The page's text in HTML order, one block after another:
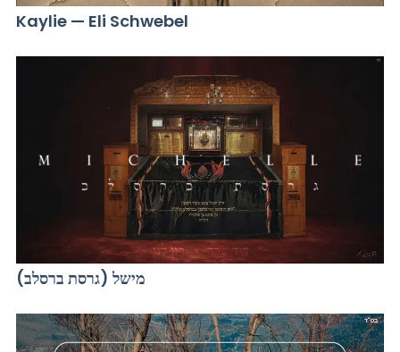
Kaylie — Eli Schwebel
מישל (גרסת ברסלב)